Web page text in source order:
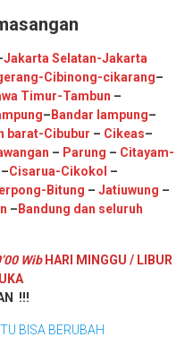
Jakarta Selatan-Jakarta
-Cibinong-cikarang–
Timur-Tambun –
– Bandar lampung–
barat-Cibubur – Cikeas–
– Parung – Citayam-
–Cisarua-Cikokol –
-Bitung – Jatiuwung –
– Bandung dan seluruh
WibHARI MINGGU / LIBUR
!!!
BISA BERUBAH